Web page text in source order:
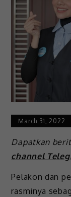
March 31, 2022
Dapatkan
channel
Pelakon dan
rasminya